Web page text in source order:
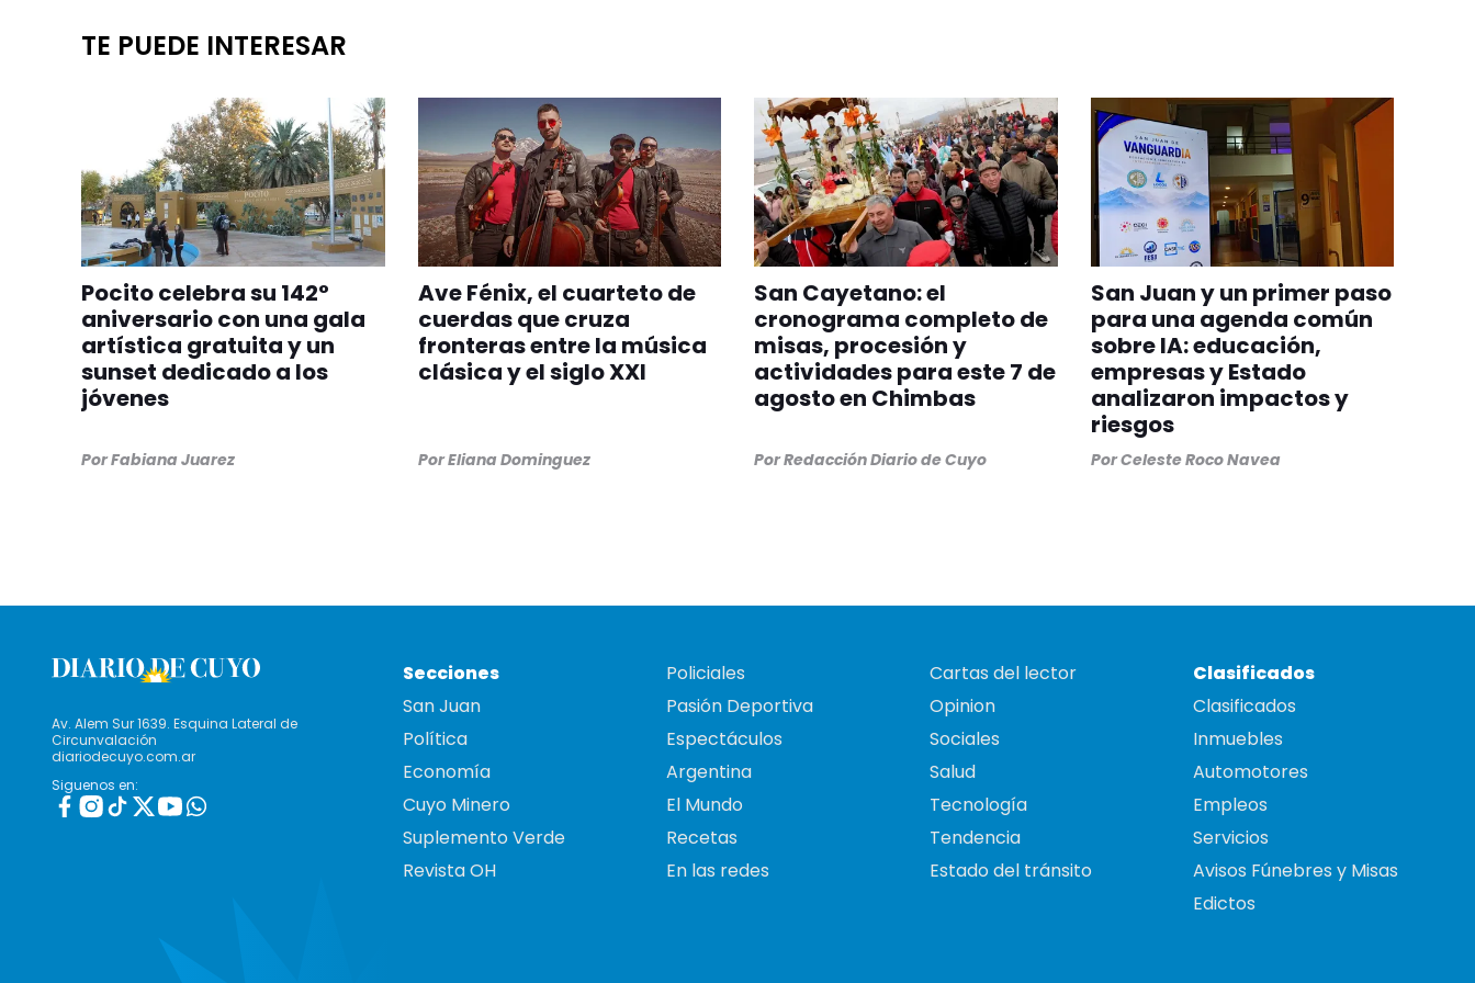
TE PUEDE INTERESAR
Pocito celebra su 142°
aniversario con una gala
artística gratuita y un
sunset dedicado a los
jóvenes
PorFabiana Juarez
Ave Fénix, el cuarteto de
cuerdas que cruza
fronteras entre la música
clásica y el siglo XXI
PorEliana Dominguez
San Cayetano: el
cronograma completo de
misas, procesión y
actividades para este 7 de
agosto en Chimbas
PorRedacción Diario de Cuyo
San Juan y un primer paso
para una agenda común
sobre IA: educación,
empresas y Estado
analizaron impactos y
riesgos
PorCeleste Roco Navea
Av. Alem Sur 1639. Esquina Lateral de
Circunvalación
diariodecuyo.com.ar
Siguenos en:
Secciones
San Juan
Política
Economía
Cuyo Minero
Suplemento Verde
Revista OH
Policiales
Pasión Deportiva
Espectáculos
Argentina
El Mundo
Recetas
En las redes
Cartas del lector
Opinion
Sociales
Salud
Tecnología
Tendencia
Estado del tránsito
Clasificados
Clasificados
Inmuebles
Automotores
Empleos
Servicios
Avisos Fúnebres y Misas
Edictos